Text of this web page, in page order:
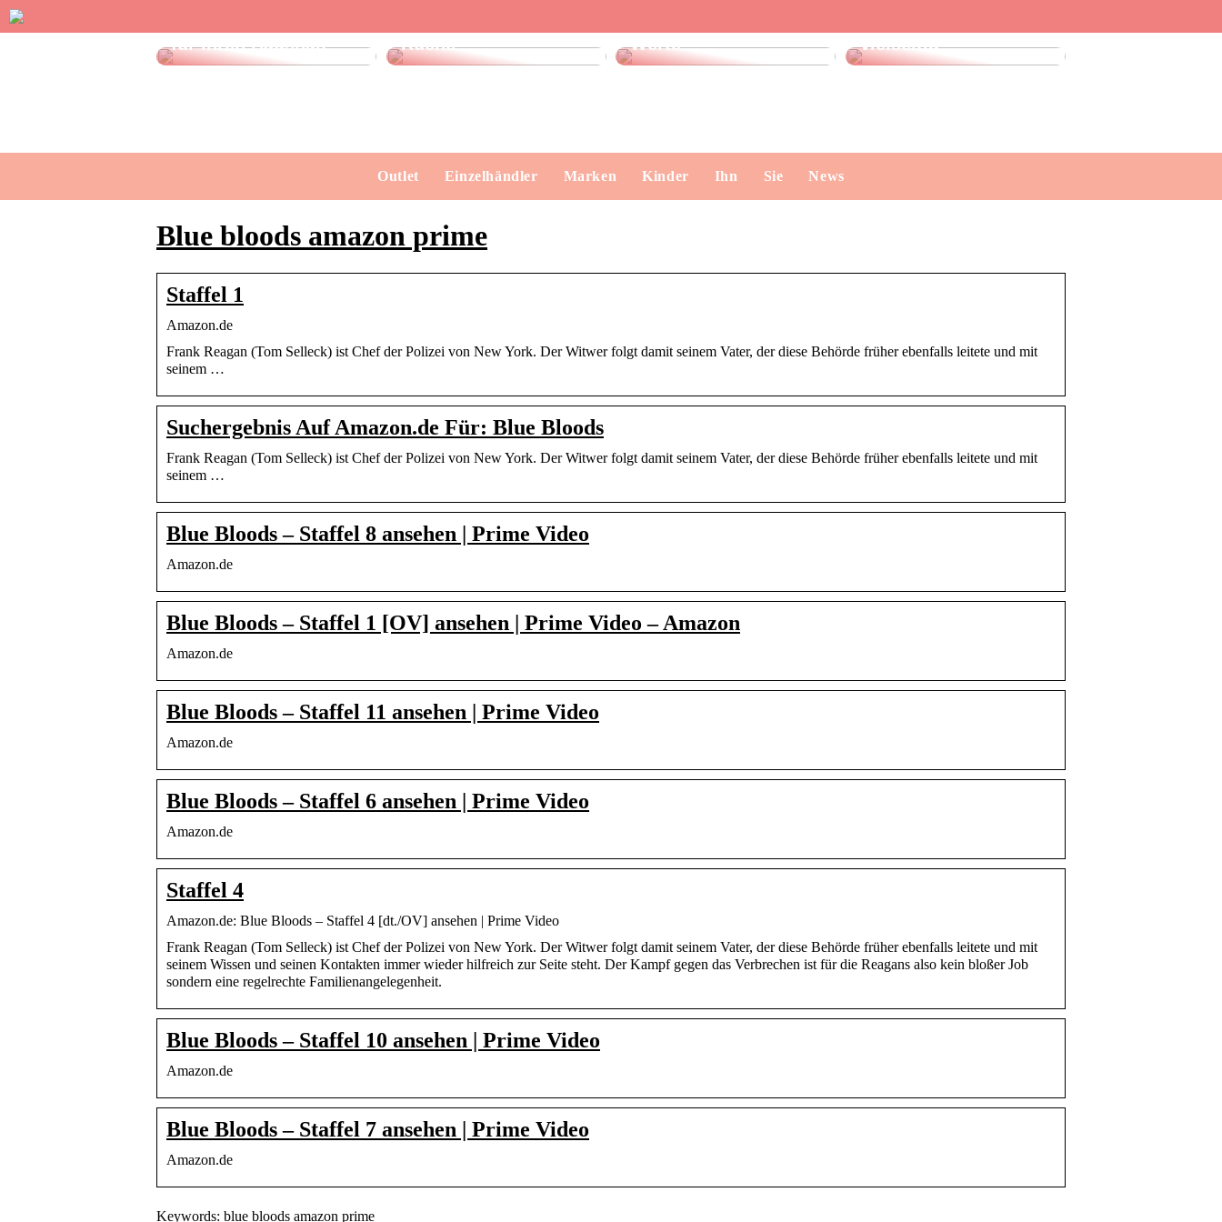
für Ihren Haushalt
Küche
Werte
vielseitig
Outlet Einzelhändler Marken Kinder Ihn Sie News
Blue bloods amazon prime
Staffel 1
Amazon.de
Frank Reagan (Tom Selleck) ist Chef der Polizei von New York. Der Witwer folgt damit seinem Vater, der diese Behörde früher ebenfalls leitete und mit
seinem …
Suchergebnis Auf Amazon.de Für: Blue Bloods
Frank Reagan (Tom Selleck) ist Chef der Polizei von New York. Der Witwer folgt damit seinem Vater, der diese Behörde früher ebenfalls leitete und mit
seinem …
Blue Bloods – Staffel 8 ansehen | Prime Video
Amazon.de
Blue Bloods – Staffel 1 [OV] ansehen | Prime Video – Amazon
Amazon.de
Blue Bloods – Staffel 11 ansehen | Prime Video
Amazon.de
Blue Bloods – Staffel 6 ansehen | Prime Video
Amazon.de
Staffel 4
Amazon.de: Blue Bloods – Staffel 4 [dt./OV] ansehen | Prime Video
Frank Reagan (Tom Selleck) ist Chef der Polizei von New York. Der Witwer folgt damit seinem Vater, der diese Behörde früher ebenfalls leitete und mit
seinem Wissen und seinen Kontakten immer wieder hilfreich zur Seite steht. Der Kampf gegen das Verbrechen ist für die Reagans also kein bloßer Job
sondern eine regelrechte Familienangelegenheit.
Blue Bloods – Staffel 10 ansehen | Prime Video
Amazon.de
Blue Bloods – Staffel 7 ansehen | Prime Video
Amazon.de
Keywords: blue bloods amazon prime